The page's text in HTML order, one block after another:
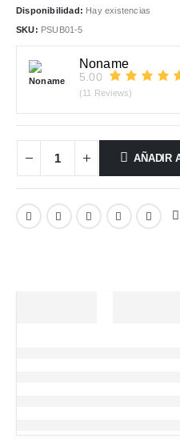
Disponibilidad: Hay existencias
SKU: PSUB01-5
Noname
5.00
(11 Reviews)
AÑADIR